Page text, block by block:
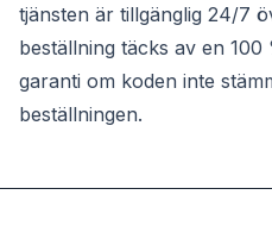
tjänsten är tillgänglig 24/7
beställning täcks av en
garanti om koden inte
beställningen.